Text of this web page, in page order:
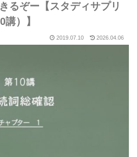
るぞー【スタディサプリ
）】
2019.07.10 2026.04.06